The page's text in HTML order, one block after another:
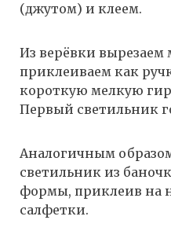
(джутом) и клеем.
Из верёвки вырезаем
приклеиваем как
короткую мелкую
Первый светильник
Аналогичным
светильник из
формы, приклеив на
салфетки.